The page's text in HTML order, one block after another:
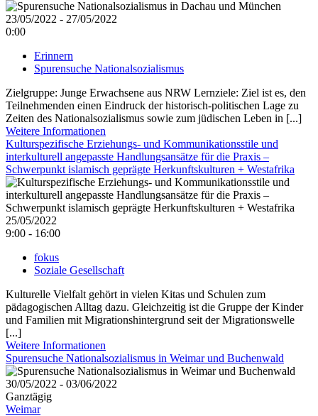
23/05/2022 - 27/05/2022
0:00
Erinnern
Spurensuche Nationalsozialismus
Zielgruppe: Junge Erwachsene aus NRW Lernziele: Ziel ist es, den
Teilnehmenden einen Eindruck der historisch-politischen Lage zu
Zeiten des Nationalsozialismus sowie zum jüdischen Leben in [...]
Weitere Informationen
Kulturspezifische Erziehungs- und Kommunikationsstile und
interkulturell angepasste Handlungsansätze für die Praxis –
Schwerpunkt islamisch geprägte Herkunftskulturen + Westafrika
25/05/2022
9:00 - 16:00
fokus
Soziale Gesellschaft
Kulturelle Vielfalt gehört in vielen Kitas und Schulen zum
pädagogischen Alltag dazu. Gleichzeitig ist die Gruppe der Kinder
und Familien mit Migrationshintergrund seit der Migrationswelle
[...]
Weitere Informationen
Spurensuche Nationalsozialismus in Weimar und Buchenwald
30/05/2022 - 03/06/2022
Ganztägig
Weimar